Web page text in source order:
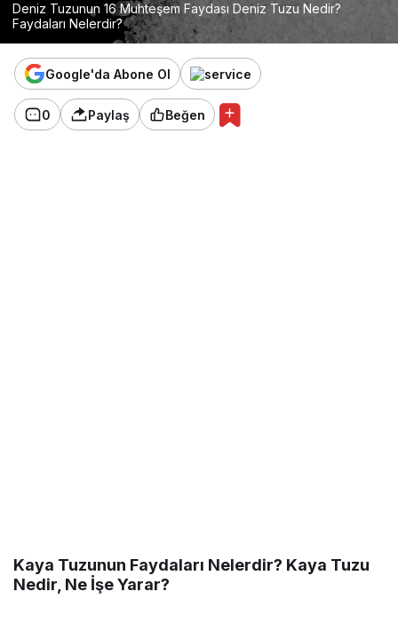
Deniz Tuzunun 16 Muhteşem Faydası Deniz Tuzu Nedir?
Faydaları Nelerdir?
Google'da Abone Ol
0 Paylaş Beğen
Kaya Tuzunun Faydaları Nelerdir? Kaya Tuzu
Nedir, Ne İşe Yarar?